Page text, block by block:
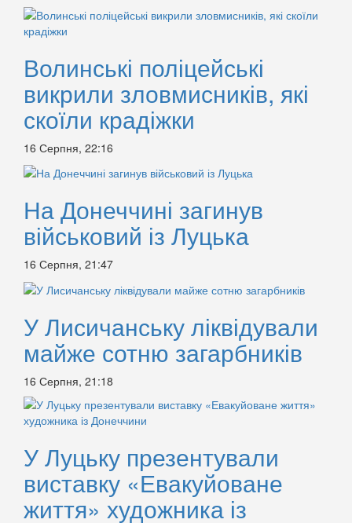
Волинські поліцейські
викрили зловмисників, які
скоїли крадіжки
16 Серпня, 22:16
На Донеччині загинув
військовий із Луцька
16 Серпня, 21:47
У Лисичанську ліквідували
майже сотню загарбників
16 Серпня, 21:18
У Луцьку презентували
виставку «Евакуйоване
життя» художника із